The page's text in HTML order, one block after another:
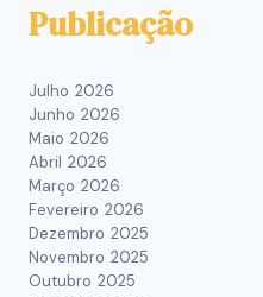
Publicação
Julho 2026
Junho 2026
Maio 2026
Abril 2026
Março 2026
Fevereiro 2026
Dezembro 2025
Novembro 2025
Outubro 2025